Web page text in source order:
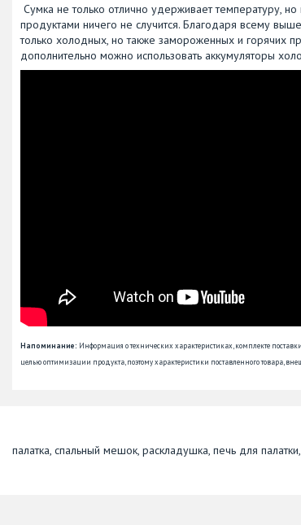
Сумка не только отлично удерживает температуру,
продуктами ничего не случится. Благодаря всему
только холодных, но также замороженных и горячих
дополнительно можно использовать аккумуляторы
Напоминание: Информация о технических характеристиках, комплекте
целью оптимизации продукта, поэтому характеристики поставленного товара,
палатка, спальный мешок, раскладушка, печь для